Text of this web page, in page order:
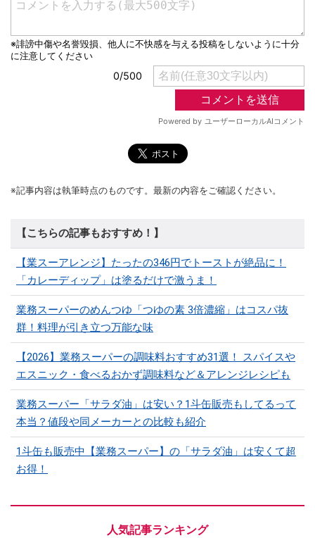
※記事内容は執筆時点のものです。最新の内容をご確認ください。
【こちらの記事もおすすめ！】
【業スーアレンジ】たったの346円でトーストが絶品に！
「カレーディップ」は塗るだけで激うま！
業務スーパーのめんつゆ「つゆの素 3倍濃縮」はコスパ抜
群！料理が引き立つ万能な味
【2026】業務スーパーの調味料おすすめ31選！ スパイスや
エスニック・食べるおかず調味料など＆アレンジレシピも
業務スーパー「サラダ油」は安い？1斗缶販売もしてるって
本当？値段や同メーカーとの比較も紹介
1斗缶も販売中【業務スーパー】の「サラダ油」は安くて超
お得！